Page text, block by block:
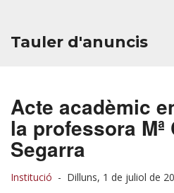
Tauler d'anuncis
Acte acadèmic
la professora Mª
Segarra
Institució - Dilluns, 1 de juliol de